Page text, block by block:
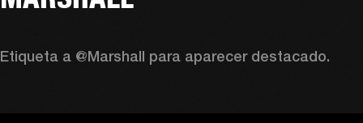
Etiqueta a @Marshall para aparecer destacado.